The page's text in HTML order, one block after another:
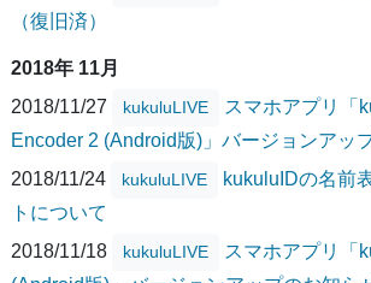
（復旧済）
2018年 11月
2018/11/27
kukuluLIVE
スマホアプリ「
Encoder 2 (Android版)」バージョンアッ
2018/11/24
kukuluLIVE
kukuluIDの名前
トについて
2018/11/18
kukuluLIVE
スマホアプリ「